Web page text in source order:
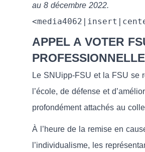
au 8 décembre 2022.
APPEL A VOTER
Le SNUipp-FSU et la FSU se
l’école, de défense et
profondément attachés au
À l’heure de la remise en
l’individualisme, les